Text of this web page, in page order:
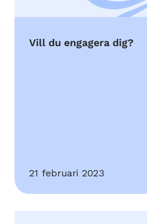
Vill du engagera dig?
21 februari 2023